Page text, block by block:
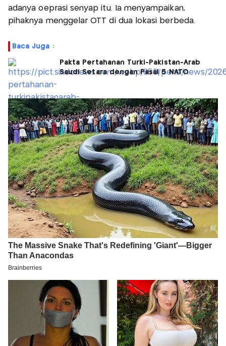
adanya oeprasi senyap itu. Ia menyampaikan,
pihaknya menggelar OTT di dua lokasi berbeda.
Baca Juga :
Pakta Pertahanan Turki-Pakistan-Arab
Saudi Setara dengan Pasal 5 NATO